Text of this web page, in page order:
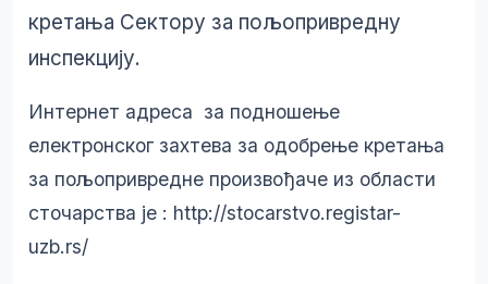
кретања Сектору за пољопривредну
инспекцију.
Интернет адреса за подношење
електронског захтева за одобрење кретања
за пољопривредне произвођаче из области
сточарства је : http://stocarstvo.registar-
uzb.rs/